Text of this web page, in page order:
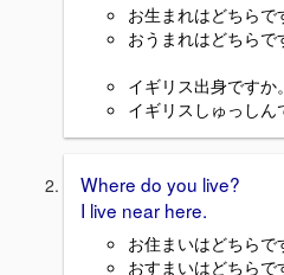
お生まれはどちらで
おうまれはどちらで
イギリス出身ですか。
イギリスしゅっしん
Where do you live?
I live near here.
お住まいはどちらで
おすまいはどちらで